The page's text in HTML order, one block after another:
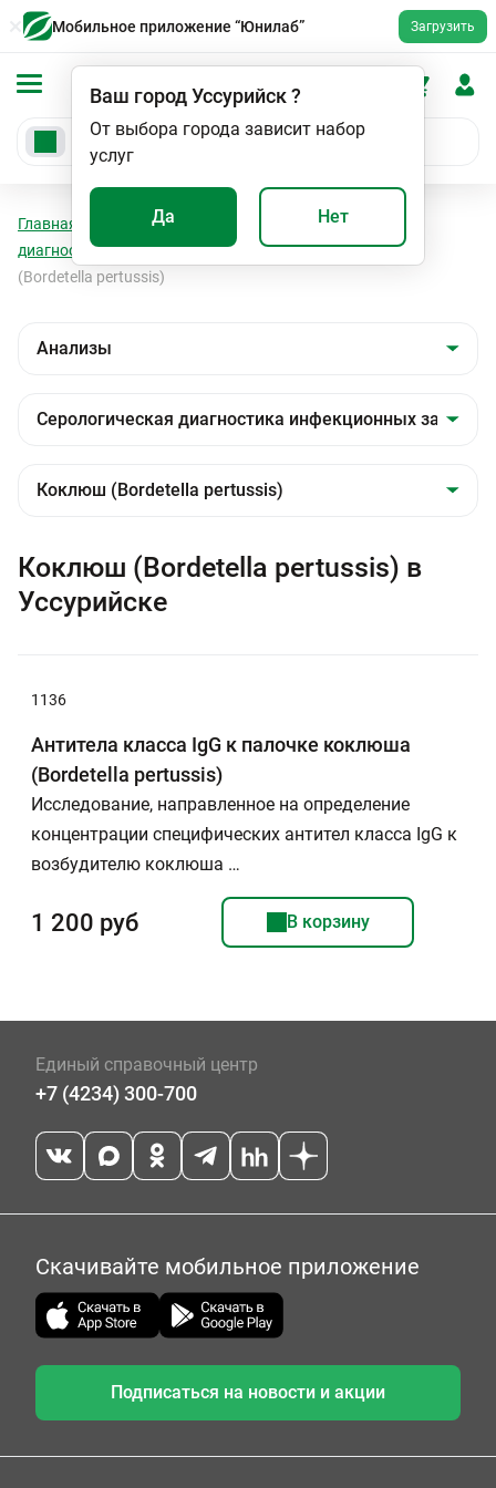
Мобильное приложение “Юнилаб” Загрузить
Ваш городУссурийск?
От выбора города зависит набор
услуг
Да Нет
Главная Анализы
Серологическая
диагностика инфекционных заболеваний
Коклюш
(Bordetella pertussis)
Коклюш (Bordetella pertussis) в
Уссурийске
1136
Антитела класса IgG к палочке коклюша
(Bordetella рertussis)
Исследование, направленное на определение
концентрации специфических антител класса IgG к
возбудителю коклюша …
1 200 руб В корзину
Единый справочный центр
+7 (4234) 300-700
Скачивайте мобильное приложение
Подписаться на новости и акции